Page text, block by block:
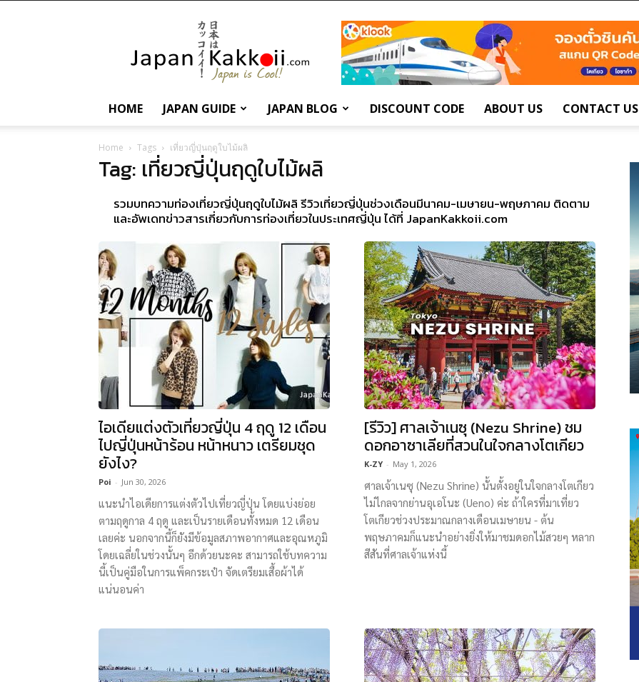
เกี่ยว
กับ
ญี่ปุ่น
และ
การ
เที่ยว
ญี่ปุ่น
HOME JAPAN GUIDE JAPAN BLOG DISCOUNT CODE ABOUT US CONTACT US
Home Tags เที่ยวญี่ปุ่นฤดูใบไม้ผลิ
Tag: เที่ยวญี่ปุ่นฤดูใบไม้ผลิ
รวมบทความท่องเที่ยวญี่ปุ่นฤดูใบไม้ผลิ รีวิวเที่ยวญี่ปุ่นช่วงเดือนมีนาคม-เมษายน-พฤษภาคม ติดตาม
และอัพเดทข่าวสารเกี่ยวกับการท่องเที่ยวในประเทศญี่ปุ่น ได้ที่ JapanKakkoii.com
ไอเดียแต่งตัวเที่ยวญี่ปุ่น 4 ฤดู 12 เดือน
ไปญี่ปุ่นหน้าร้อน หน้าหนาว เตรียมชุด
ยังไง?
Poi - Jun 30, 2026
แนะนำไอเดียการแต่งตัวไปเที่ยวญี่ปุ่น โดยแบ่งย่อย
ตามฤดูกาล 4 ฤดู และเป็นรายเดือนทั้งหมด 12 เดือน
เลยค่ะ นอกจากนี้ก็ยังมีข้อมูลสภาพอากาศและอุณหภูมิ
โดยเฉลี่ยในช่วงนั้นๆ อีกด้วยนะคะ สามารถใช้บทความ
นี้เป็นคู่มือในการแพ็คกระเป๋า จัดเตรียมเสื้อผ้าได้
แน่นอนค่า
[รีวิว] ศาลเจ้าเนซุ (Nezu Shrine) ชม
ดอกอาซาเลียที่สวนในใจกลางโตเกียว
K-ZY - May 1, 2026
ศาลเจ้าเนซุ (Nezu Shrine) นั้นตั้งอยู่ในใจกลางโตเกียว
ไม่ไกลจากย่านอุเอโนะ (Ueno) ค่ะ ถ้าใครที่มาเที่ยว
โตเกียวช่วงประมาณกลางเดือนเมษายน - ต้น
พฤษภาคมก็แนะนำอย่างยิ่งให้มาชมดอกไม้สวยๆ หลาก
สีสันที่ศาลเจ้าแห่งนี้